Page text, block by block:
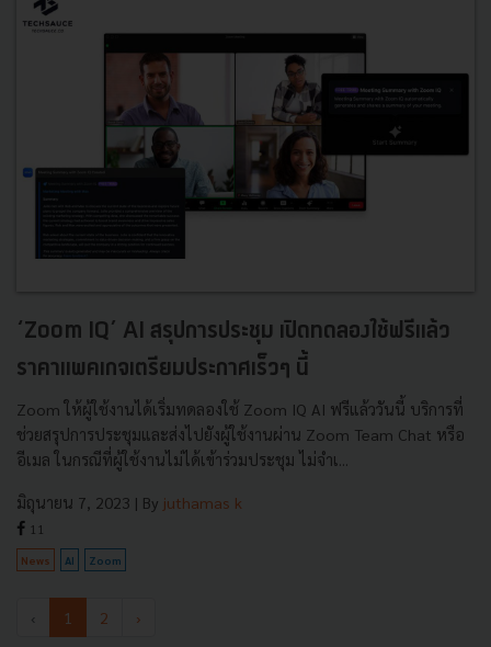
‘Zoom IQ’ AI สรุปการประชุม เปิดทดลองใช้ฟรีแล้ว
ราคาแพคเกจเตรียมประกาศเร็วๆ นี้
Zoom ให้ผู้ใช้งานได้เริ่มทดลองใช้ Zoom IQ AI ฟรีแล้ววันนี้ บริการที่
ช่วยสรุปการประชุมและส่งไปยังผู้ใช้งานผ่าน Zoom Team Chat หรือ
อีเมล ในกรณีที่ผู้ใช้งานไม่ได้เข้าร่วมประชุม ไม่จำเ...
มิถุนายน 7, 2023 | By juthamas k
11
News AI Zoom
‹ 1 2 ›